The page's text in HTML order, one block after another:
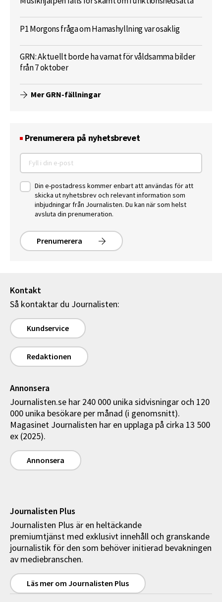
P1 Morgons fråga om Hamashyllning var osaklig
GRN: Aktuellt borde ha varnat för våldsamma bilder
från 7 oktober
Mer GRN-fällningar
Prenumerera på nyhetsbrevet
Din e-postadress kommer enbart att användas för att
skicka ut nyhetsbrev och relevant information som
inbjudningar från Journalisten. Du kan när som helst
avsluta din prenumeration.
Prenumerera
Kontakt
Så kontaktar du Journalisten:
Kundservice
Redaktionen
Annonsera
Journalisten.se har 240 000 unika sidvisningar och 120
000 unika besökare per månad (i genomsnitt).
Magasinet Journalisten har en upplaga på cirka 13 500
ex (2025).
Annonsera
Journalisten Plus
Journalisten Plus är en heltäckande
premiumtjänst med exklusivt innehåll och granskande
journalistik för den som behöver initierad bevakningen
av mediebranschen.
Läs mer om Journalisten Plus